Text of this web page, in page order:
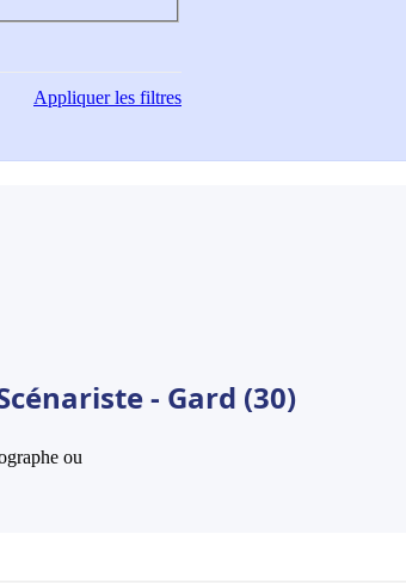
Appliquerles filtres
- Gard (30)
ou